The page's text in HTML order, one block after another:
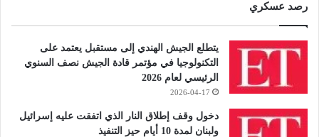
رصد عسكري
يتطلع الجيش الهندي إلى مستقبل يعتمد على
التكنولوجيا في مؤتمر قادة الجيش نصف السنوي
الرئيسي لعام 2026
2026-04-17
دخول وقف إطلاق النار الذي اتفقت عليه إسرائيل
ولبنان لمدة 10 أيام حيز التنفيذ